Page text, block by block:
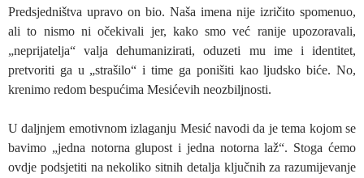
Predsjedništva upravo on bio. Naša imena nije izričito spomenuo,
ali to nismo ni očekivali jer, kako smo već ranije upozoravali,
„neprijatelja“ valja dehumanizirati, oduzeti mu ime i identitet,
pretvoriti ga u „strašilo“ i time ga ponišiti kao ljudsko biće. No,
krenimo redom bespućima Mesićevih neozbiljnosti.
U daljnjem emotivnom izlaganju Mesić navodi da je tema kojom se
bavimo „jedna notorna glupost i jedna notorna laž“. Stoga ćemo
ovdje podsjetiti na nekoliko sitnih detalja ključnih za razumijevanje